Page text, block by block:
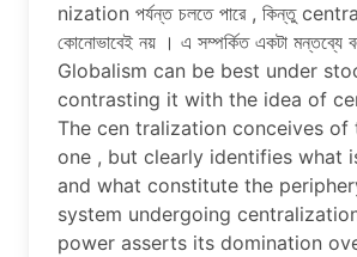
nization পর্যন্ত চলতে পারে , কিন্তু
কোনোভাবেই নয় । এ সম্পর্কিত একটা মন্তব্যে
Globalism can be best under
contrasting it with the idea of
The cen tralization conceives of
one , but clearly identifies what
and what constitute the
system undergoing
power asserts its domination